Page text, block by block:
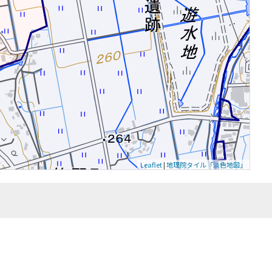
Leaflet|地理院タイル「淡色地図」